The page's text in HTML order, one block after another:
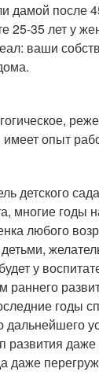
дамой после
25-35 лет у
ваши
опыт
детского
многие
любого
у
раннего
годы
развития
даже